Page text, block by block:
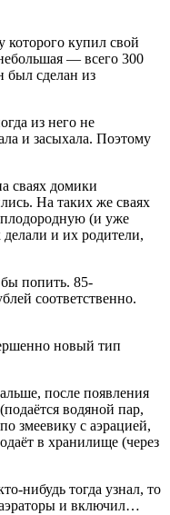
которого купил свой
— всего 300
был сделан из
из него не
и засыхала. Поэтому
сваях домики
На таких же сваях
плодородную (и уже
и их родители,
попить. 85-
соответственно.
новый тип
после появления
водяной пар,
змеевику с аэрацией,
в хранилище (через
нибудь тогда узнал, то
и включил…